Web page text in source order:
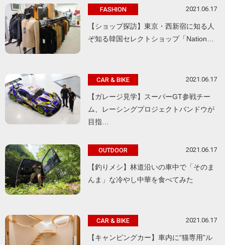
FASHION 2021.06.17
【ショップ探訪】東京・西新宿に知る人
ぞ知る韓国セレクトショップ「Nation…
CAR & BIKE 2021.06.17
【ガレージ見学】スーパーGT参戦チー
ム、レーシングプロジェクトバンドウが
目指…
OUTDOOR 2021.06.17
【釣りメシ】林道沿いの車中で「そのま
んま」な冷やし中華を食べてみた
CAR & BIKE 2021.06.17
【キャンピングカー】車内に“猫専用”ル